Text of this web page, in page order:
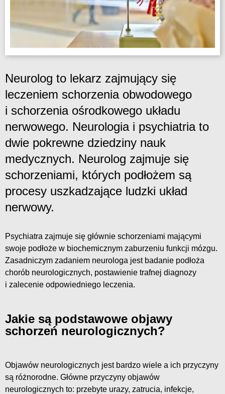
Neurolog to lekarz zajmujący się
leczeniem schorzenia obwodowego
i schorzenia ośrodkowego układu
nerwowego. Neurologia i psychiatria to
dwie pokrewne dziedziny nauk
medycznych. Neurolog zajmuje się
schorzeniami, których podłożem są
procesy uszkadzające ludzki układ
nerwowy.
Psychiatra zajmuje się głównie schorzeniami mającymi
swoje podłoże w biochemicznym zaburzeniu funkcji mózgu.
Zasadniczym zadaniem neurologa jest badanie podłoża
chorób neurologicznych, postawienie trafnej diagnozy
i zalecenie odpowiedniego leczenia.
Jakie są podstawowe objawy
schorzeń neurologicznych?
Objawów neurologicznych jest bardzo wiele a ich przyczyny
są różnorodne. Główne przyczyny objawów
neurologicznych to: przebyte urazy, zatrucia, infekcje,